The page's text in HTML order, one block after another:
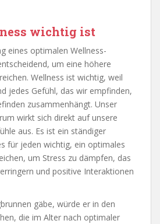
wichtig ist
eines optimalen Wellness-
um eine höhere
Wellness ist wichtig, weil
jedes Gefühl, das wir empfinden,
zusammenhängt. Unser
wirkt sich direkt auf unsere
aus. Es ist ein ständiger
für jeden wichtig, ein optimales
um Stress zu dämpfen, das
und positive Interaktionen
gäbe, würde er in den
die im Alter nach optimaler